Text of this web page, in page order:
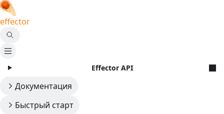
effector
Effector API
Документация
Быстрый старт